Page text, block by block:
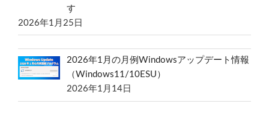
す
2026年1月25日
2026年1月の月例Windowsアップデート情報
（Windows11/10ESU）
2026年1月14日